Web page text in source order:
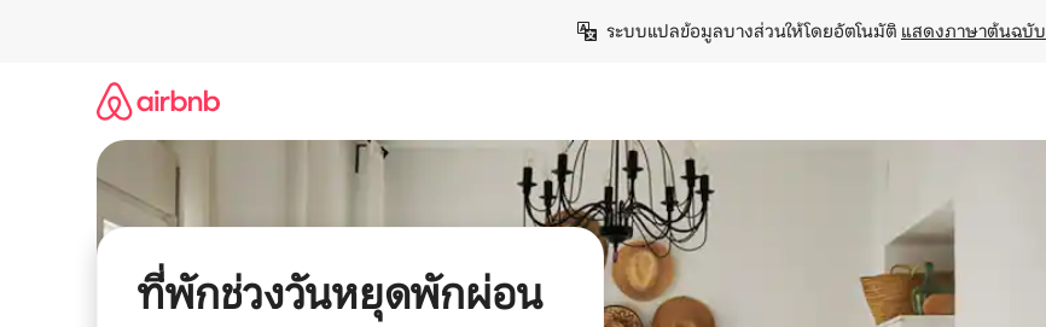
ระบบแปลข้อมูลบางส่วนให้โดยอัตโนมัติ แสดงภาษาต้นฉบับ
ที่พักช่วงวันหยุดพักผ่อน